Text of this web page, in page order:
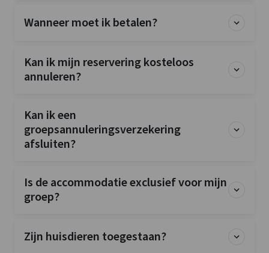
Wanneer moet ik betalen?
Kan ik mijn reservering kosteloos
annuleren?
Kan ik een
groepsannuleringsverzekering
afsluiten?
Is de accommodatie exclusief voor mijn
groep?
Zijn huisdieren toegestaan?